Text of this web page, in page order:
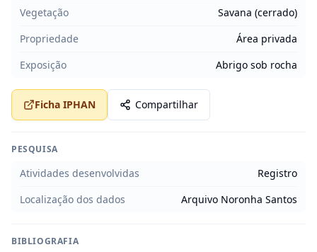
Vegetação
Savana (cerrado)
Propriedade
Área privada
Exposição
Abrigo sob rocha
Ficha IPHAN Compartilhar
PESQUISA
Atividades desenvolvidas
Registro
Localização dos dados
Arquivo Noronha Santos
BIBLIOGRAFIA